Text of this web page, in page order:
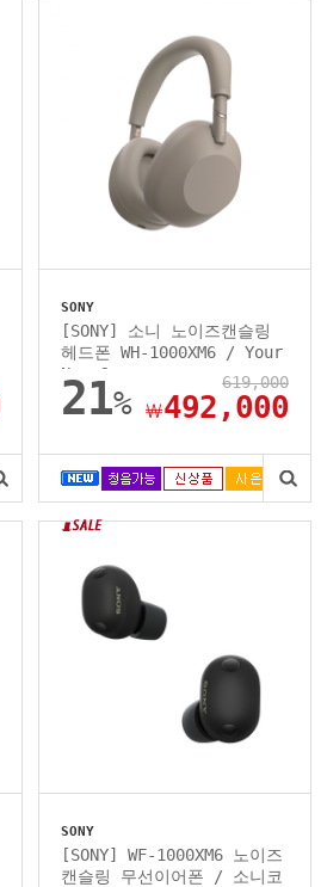
SONY
[SONY] 소니 노이즈캔슬링
헤드폰 WH-1000XM6 / Your
New Co...
21%
619,000
￦492,000
SONY
[SONY] WF-1000XM6 노이즈
캔슬링 무선이어폰 / 소니코